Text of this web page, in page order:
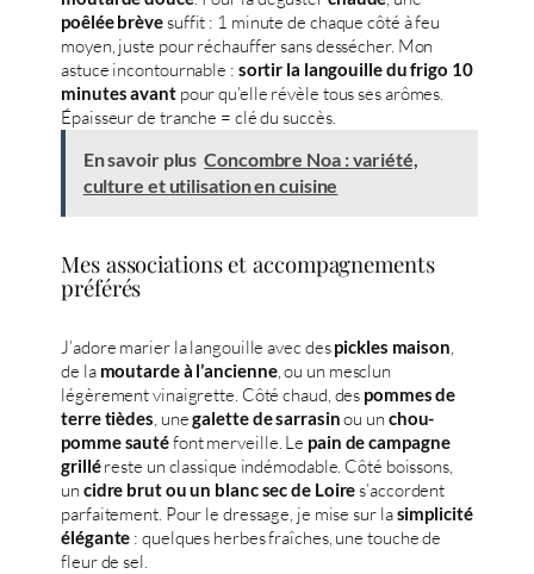
poêlée brèvesuffit : 1 minute de chaque côté à feu
moyen, juste pour réchauffer sans dessécher. Mon
astuce incontournable : sortir la langouille du frigo 10
minutes avantpour qu’elle révèle tous ses arômes.
Épaisseur de tranche = clé du succès.
En savoir plus Concombre Noa : variété,
culture et utilisation en cuisine
Mes associations et accompagnements
préférés
J’adore marier la langouille avec despickles maison,
de la moutarde à l’ancienne, ou un mesclun
légèrement vinaigrette. Côté chaud, des pommes de
terre tièdes, unegalette de sarrasinou un chou-
pomme sautéfont merveille. Le pain de campagne
grilléreste un classique indémodable. Côté boissons,
un cidre brut ou un blanc sec de Loires’accordent
parfaitement. Pour le dressage, je mise sur lasimplicité
élégante : quelques herbes fraîches, une touche de
fleur de sel.